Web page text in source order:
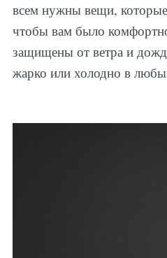
всем нужны вещи,
чтобы вам было
защищены от ветра и
жарко или холодно в